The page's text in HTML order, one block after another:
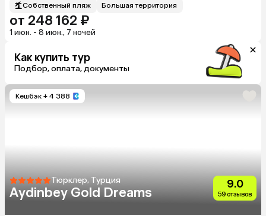
Собственный пляж
Большая территория
от 248 162 ₽
1 июн. - 8 июн., 7 ночей
Как купить тур
Подбор, оплата, документы
Кешбэк + 4 388
Тюрклер, Турция
Aydinbey Gold Dreams
9.0
59 отзывов